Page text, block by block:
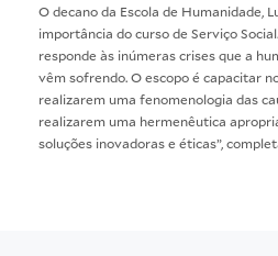
O decano da Escola de Humanidade,
importância do curso de Serviço
responde às inúmeras crises que a
vêm sofrendo. O escopo é capacitar
realizarem uma fenomenologia das
realizarem uma hermenêutica
soluções inovadoras e éticas”,